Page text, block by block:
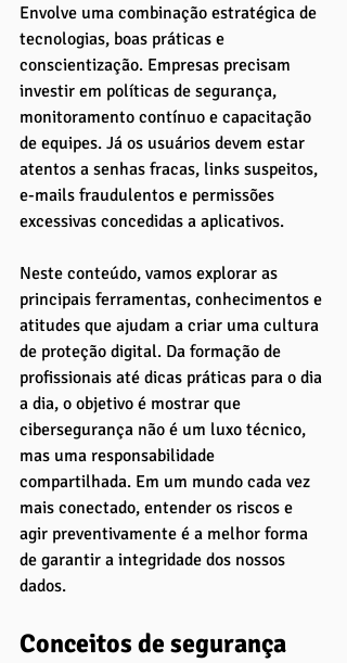
Envolve uma combinação estratégica de
tecnologias, boas práticas e
conscientização. Empresas precisam
investir em políticas de segurança,
monitoramento contínuo e capacitação
de equipes. Já os usuários devem estar
atentos a senhas fracas, links suspeitos,
e-mails fraudulentos e permissões
excessivas concedidas a aplicativos.
Neste conteúdo, vamos explorar as
principais ferramentas, conhecimentos e
atitudes que ajudam a criar uma cultura
de proteção digital. Da formação de
profissionais até dicas práticas para o dia
a dia, o objetivo é mostrar que
cibersegurança não é um luxo técnico,
mas uma responsabilidade
compartilhada. Em um mundo cada vez
mais conectado, entender os riscos e
agir preventivamente é a melhor forma
de garantir a integridade dos nossos
dados.
Conceitos de segurança